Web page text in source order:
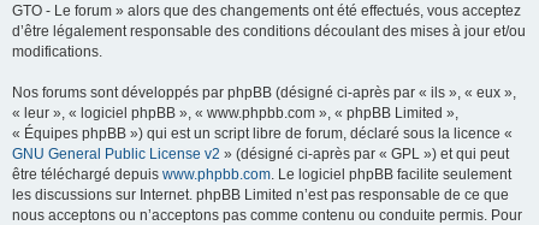
GTO - Le forum » alors que des changements ont été effectués, vous acceptez
d’être légalement responsable des conditions découlant des mises à jour et/ou
modifications.
Nos forums sont développés par phpBB (désigné ci-après par « ils », « eux »,
« leur », « logiciel phpBB », « www.phpbb.com », « phpBB Limited »,
« Équipes phpBB ») qui est un script libre de forum, déclaré sous la licence «
GNU General Public License v2 » (désigné ci-après par « GPL ») et qui peut
être téléchargé depuis www.phpbb.com. Le logiciel phpBB facilite seulement
les discussions sur Internet. phpBB Limited n’est pas responsable de ce que
nous acceptons ou n’acceptons pas comme contenu ou conduite permis. Pour